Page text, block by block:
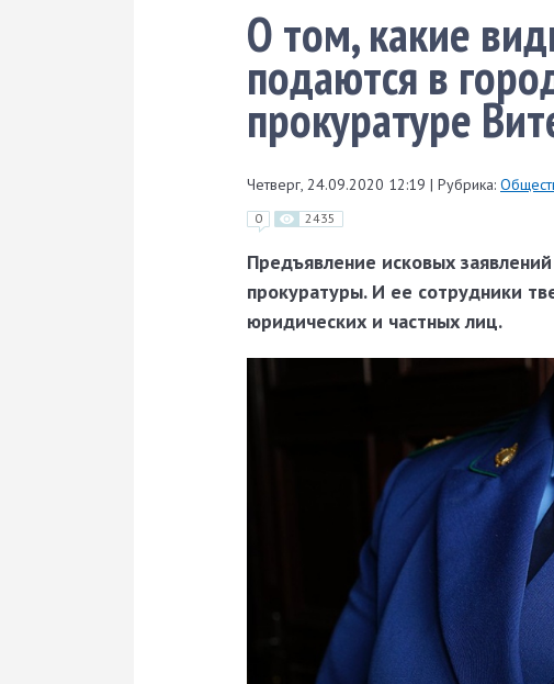
О том, какие
подаются в
прокуратуре
Четверг, 24.09.2020 12:19 | Рубрика:
0 2435
Предъявление исковых
прокуратуры. И ее сотрудники
юридических и частных лиц.